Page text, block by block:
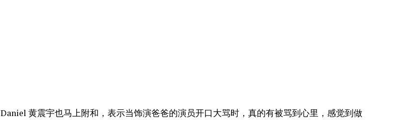
Daniel 黄震宇也马上附和，表示当饰演爸爸的演员开口大骂时，真的有被骂到心里，感觉到做